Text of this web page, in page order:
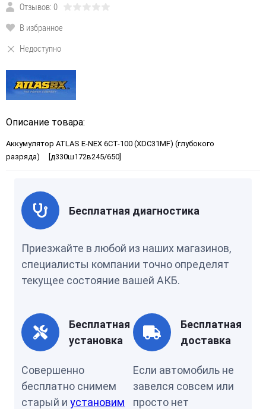
Отзывов: 0
В избранное
Недоступно
Описание товара:
Аккумулятор ATLAS E-NEX 6СТ-100 (XDC31MF) (глубокого
разряда) [д330ш172в245/650]
Бесплатная диагностика
Приезжайте в любой из наших магазинов,
специалисты компании точно определят
текущее состояние вашей АКБ.
Бесплатная
установка
Совершенно
бесплатно снимем
старый и установим
Бесплатная
доставка
Если автомобиль не
завелся совсем или
просто нет